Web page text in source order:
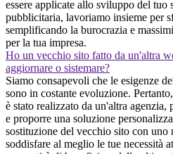
essere applicate allo sviluppo del tuo
pubblicitaria, lavoriamo insieme per
semplificando la burocrazia e
per la tua impresa.
Ho un vecchio sito fatto da un'altra
aggiornare o sistemare?
Siamo consapevoli che le esigenze
sono in costante evoluzione.
è stato realizzato da un'altra agenzia,
e proporre una soluzione
sostituzione del vecchio sito con uno
soddisfare al meglio le tue necessità